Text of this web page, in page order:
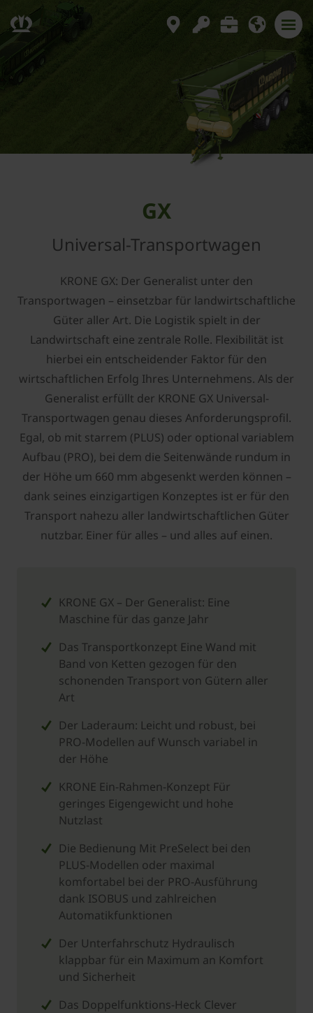
GX
Universal-Transportwagen
KRONE GX: Der Generalist unter den
Transportwagen – einsetzbar für landwirtschaftliche
Güter aller Art. Die Logistik spielt in der
Landwirtschaft eine zentrale Rolle. Flexibilität ist
hierbei ein entscheidender Faktor für den
wirtschaftlichen Erfolg Ihres Unternehmens. Als der
Generalist erfüllt der KRONE GX Universal-
Transportwagen genau dieses Anforderungsprofil.
Egal, ob mit starrem (PLUS) oder optional variablem
Aufbau (PRO), bei dem die Seitenwände rundum in
der Höhe um 660 mm abgesenkt werden können –
dank seines einzigartigen Konzeptes ist er für den
Transport nahezu aller landwirtschaftlichen Güter
nutzbar. Einer für alles – und alles auf einen.
KRONE GX – Der Generalist: Eine
Maschine für das ganze Jahr
Das Transportkonzept Eine Wand mit
Band von Ketten gezogen für den
schonenden Transport von Gütern aller
Art
Der Laderaum: Leicht und robust, bei
PRO-Modellen auf Wunsch variabel in
der Höhe
KRONE Ein-Rahmen-Konzept Für
geringes Eigengewicht und hohe
Nutzlast
Die Bedienung Mit PreSelect bei den
PLUS-Modellen oder maximal
komfortabel bei der PRO-Ausführung
dank ISOBUS und zahlreichen
Automatikfunktionen
Der Unterfahrschutz Hydraulisch
klappbar für ein Maximum an Komfort
und Sicherheit
Das Doppelfunktions-Heck Clever